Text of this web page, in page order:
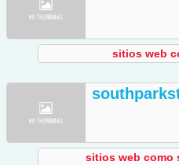
sitios web
sitios web como